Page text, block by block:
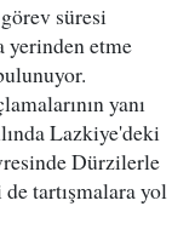
süresi
yerinden etme
yanı
Lazkiye'deki
Dürzilerle
tartışmalara yol